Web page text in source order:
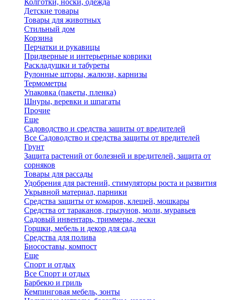
Колготки, носки, одежда
Детские товары
Товары для животных
Стильный дом
Корзина
Перчатки и рукавицы
Придверные и интерьерные коврики
Раскладушки и табуреты
Рулонные шторы, жалюзи, карнизы
Термометры
Упаковка (пакеты, пленка)
Шнуры, веревки и шпагаты
Прочие
Еще
Садоводство и средства защиты от вредителей
Все Садоводство и средства защиты от вредителей
Грунт
Защита растений от болезней и вредителей, защита от
сорняков
Товары для рассады
Удобрения для растений, стимуляторы роста и развития
Укрывной материал, парники
Средства защиты от комаров, клещей, мошкары
Средства от тараканов, грызунов, моли, муравьев
Садовый инвентарь, триммеры, лески
Горшки, мебель и декор для сада
Средства для полива
Биосоставы, компост
Еще
Спорт и отдых
Все Спорт и отдых
Барбекю и гриль
Кемпинговая мебель, зонты